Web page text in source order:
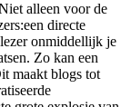
alleen voor de
directe
onmiddellijk je
Zo kan een
maakt blogs tot